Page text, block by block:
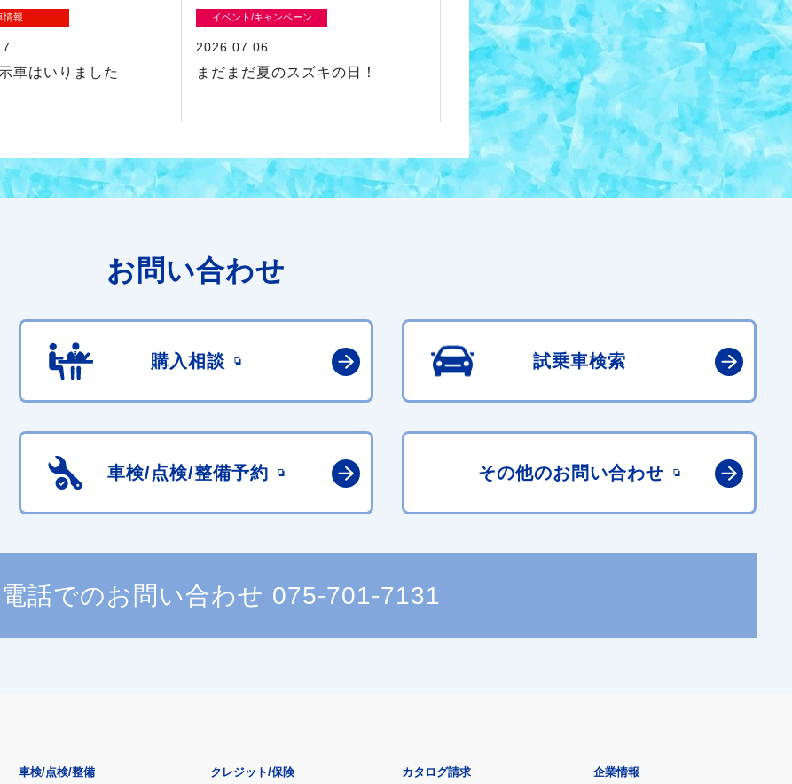
情報
車はいりました
イベント/キャンペーン
2026.07.06
まだまだ夏のスズキの日！
お問い合わせ
購入相談 試乗車検索
車検/点検/整備予約 その他のお問い合わせ
電話でのお問い合わせ 075-701-7131
車検/点検/整備
クレジット/保険
カタログ請求 企業情報